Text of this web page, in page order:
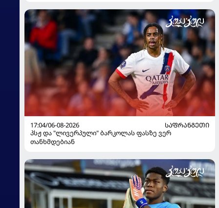
17:04/06-08-2026
ᲡᲐᲤᲠᲐᲜᲒᲔᲗᲘ
პსჟ და "ლივერპული" ბარკოლას ფასზე ვერ
თანხმდებიან